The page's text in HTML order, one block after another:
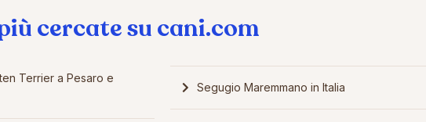
cercate su cani.com
Terrier a Pesaro e
Segugio Maremmano in Italia